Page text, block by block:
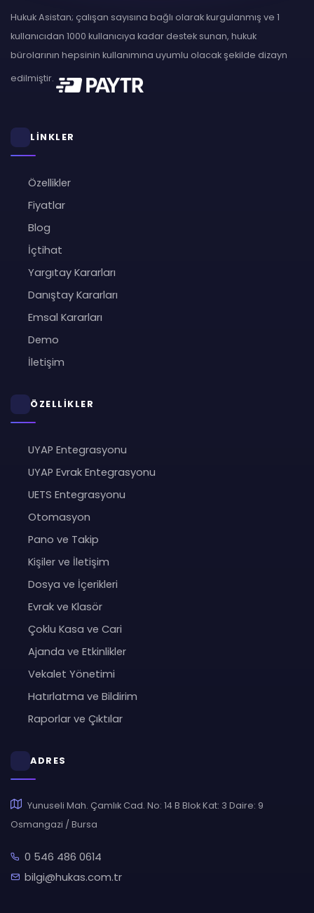
Hukuk Asistan; çalışan sayısına bağlı olarak kurgulanmış ve 1
kullanıcıdan 1000 kullanıcıya kadar destek sunan, hukuk
bürolarının hepsinin kullanımına uyumlu olacak şekilde dizayn
edilmiştir.
LİNKLER
Özellikler
Fiyatlar
Blog
İçtihat
Yargıtay Kararları
Danıştay Kararları
Emsal Kararları
Demo
İletişim
ÖZELLİKLER
UYAP Entegrasyonu
UYAP Evrak Entegrasyonu
UETS Entegrasyonu
Otomasyon
Pano ve Takip
Kişiler ve İletişim
Dosya ve İçerikleri
Evrak ve Klasör
Çoklu Kasa ve Cari
Ajanda ve Etkinlikler
Vekalet Yönetimi
Hatırlatma ve Bildirim
Raporlar ve Çıktılar
ADRES
Yunuseli Mah. Çamlık Cad. No: 14 B Blok Kat: 3 Daire: 9
Osmangazi / Bursa
0 546 486 0614
bilgi@hukas.com.tr